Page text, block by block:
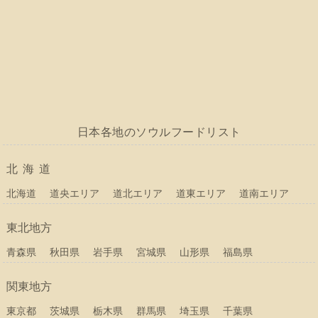
日本各地のソウルフードリスト
北海道
北海道 道央エリア 道北エリア 道東エリア 道南エリア
東北地方
青森県 秋田県 岩手県 宮城県 山形県 福島県
関東地方
東京都 茨城県 栃木県 群馬県 埼玉県
千葉県